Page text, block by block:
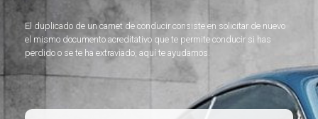
El duplicado de un carnet de conducir consiste en solicitar de nuevo
el mismo documento acreditativo que te permite conducir si has
perdido o se te ha extraviado, aquí te ayudamos.